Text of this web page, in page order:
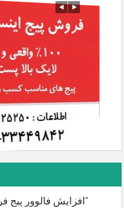
افزایش فالوور پیج فروش لنز”کویین لنز”